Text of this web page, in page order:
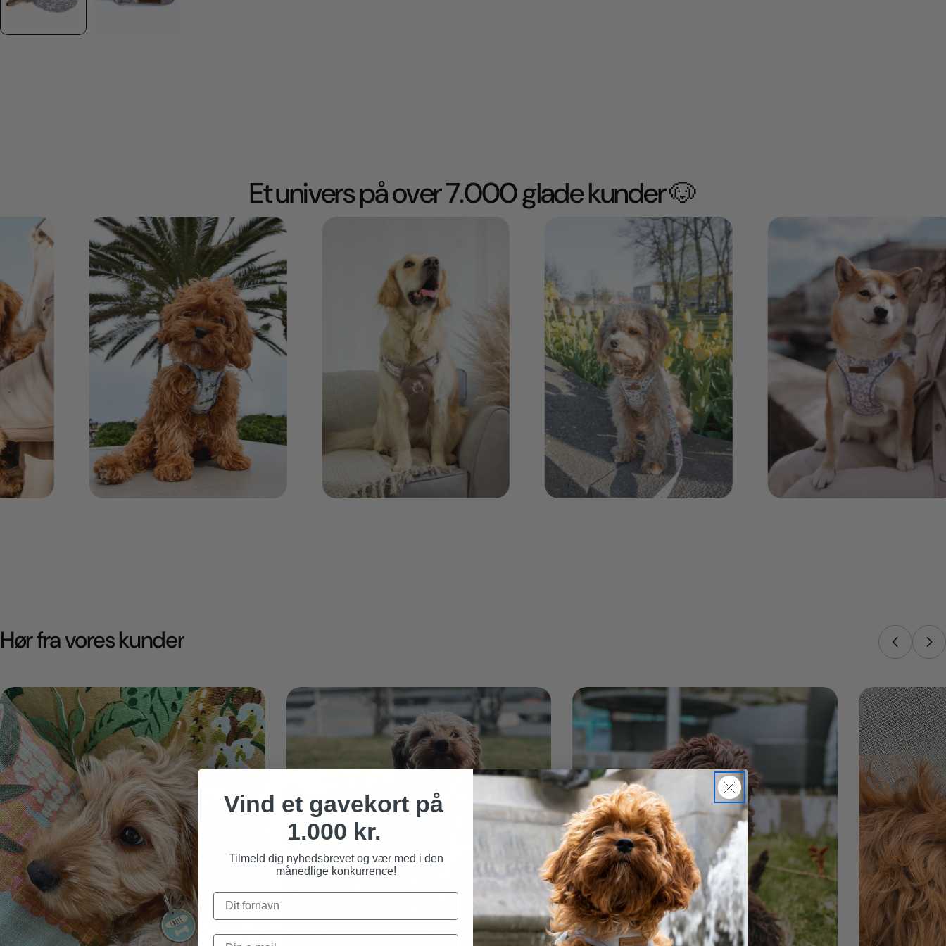
Et univers på over 7.000 glade kunder 🐶
Hør fra vores kunder
Vind et gavekort på
1.000 kr.
Tilmeld dig nyhedsbrevet og vær med i den
månedlige konkurrence!